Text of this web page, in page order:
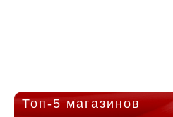
Топ-5 магазинов